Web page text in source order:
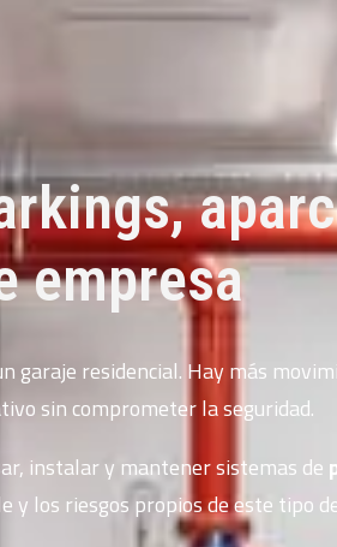
empresa
residencial. Hay más
sin comprometer la seguridad.
instalar y mantener sistemas de
y los riesgos propios de este tipo